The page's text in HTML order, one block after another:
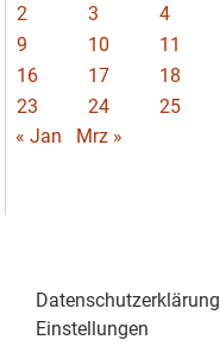
2
3 4
9
10 11
16
17 18
23
24 25
« Jan
Mrz »
Datenschutzerklärung
Einstellungen